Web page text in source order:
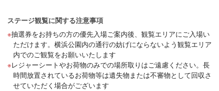
ステージ観覧に関する注意事項
抽選券をお持ちの方の優先入場ご案内後、観覧エリアにご入場い
ただけます。横浜公園内の通行の妨げにならないよう観覧エリア
内でのご観覧をお願いいたします
レジャーシートやお荷物のみでの場所取りはご遠慮ください。長
時間放置されているお荷物等は遺失物または不審物として回収さ
せていただく場合がございます